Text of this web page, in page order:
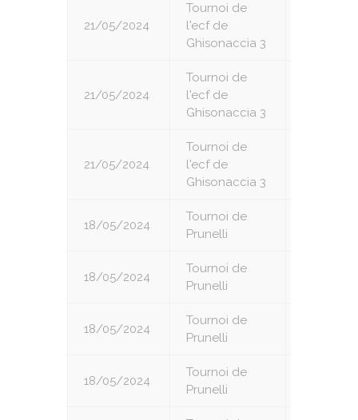
21/05/2024
Tournoi de
l'ecf de
Ghisonaccia 3
21/05/2024
Tournoi de
l'ecf de
Ghisonaccia 3
21/05/2024
Tournoi de
l'ecf de
Ghisonaccia 3
18/05/2024
Tournoi de
Prunelli
18/05/2024
Tournoi de
Prunelli
18/05/2024
Tournoi de
Prunelli
18/05/2024
Tournoi de
Prunelli